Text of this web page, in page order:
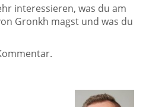
interessieren, was du am
Gronkh magst und was du